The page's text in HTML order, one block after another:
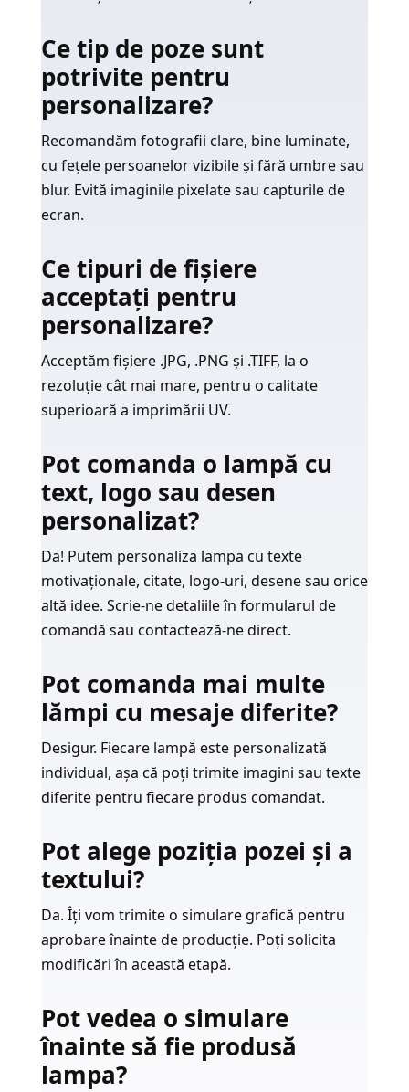
Ce tip de poze sunt
potrivite pentru
personalizare?
Recomandăm fotografii clare, bine luminate,
cu fețele persoanelor vizibile și fără umbre sau
blur. Evită imaginile pixelate sau capturile de
ecran.
Ce tipuri de fișiere
acceptați pentru
personalizare?
Acceptăm fișiere .JPG, .PNG și .TIFF, la o
rezoluție cât mai mare, pentru o calitate
superioară a imprimării UV.
Pot comanda o lampă cu
text, logo sau desen
personalizat?
Da! Putem personaliza lampa cu texte
motivaționale, citate, logo-uri, desene sau orice
altă idee. Scrie-ne detaliile în formularul de
comandă sau contactează-ne direct.
Pot comanda mai multe
lămpi cu mesaje diferite?
Desigur. Fiecare lampă este personalizată
individual, așa că poți trimite imagini sau texte
diferite pentru fiecare produs comandat.
Pot alege poziția pozei și a
textului?
Da. Îți vom trimite o simulare grafică pentru
aprobare înainte de producție. Poți solicita
modificări în această etapă.
Pot vedea o simulare
înainte să fie produsă
lampa?